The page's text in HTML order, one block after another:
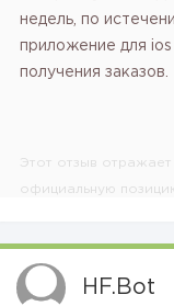
недель, по
приложение для
получения заказов.
Этот отзыв
официальную
HF.bot